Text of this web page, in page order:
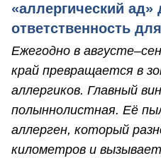
«аллергический
ответственность
Ежегодно в
край превращается в
аллергиков. Главный
полыннолистная. Её
аллерген, который
километров и